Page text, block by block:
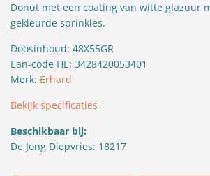
Donut met een coating van witte glazuur
gekleurde sprinkles.
Doosinhoud: 48X55GR
Ean-code HE: 3428420053401
Merk: Erhard
Bekijk specificaties
Beschikbaar bij:
De Jong Diepvries: 18217